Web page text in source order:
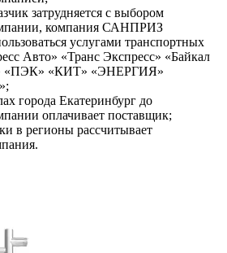
затрудняется с выбором
компания САНПРИЗ
услугами транспортных
Авто» «Транс Экспресс» «Байкал
«ПЭК» «КИТ» «ЭНЕРГИЯ»
города Екатеринбург до
оплачивает поставщик;
в регионы рассчитывает